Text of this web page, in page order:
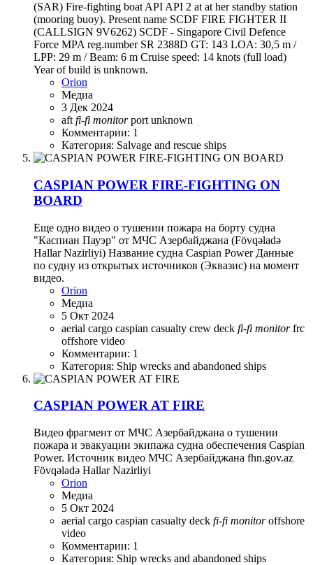
(SAR) Fire-fighting boat API API 2 at at her standby station
(mooring buoy). Present name SCDF FIRE FIGHTER II
(CALLSIGN 9V6262) SCDF - Singapore Civil Defence
Force MPA reg.number SR 2388D GT: 143 LOA: 30,5 m /
LPP: 29 m / Beam: 6 m Cruise speed: 14 knots (full load)
Year of build is unknown.
Orion
Медиа
3 Дек 2024
aft fi-fi monitor port unknown
Комментарии: 1
Категория: Salvage and rescue ships
CASPIAN POWER FIRE-FIGHTING ON
BOARD
Еще одно видео о тушении пожара на борту судна
"Каспиан Пауэр" от МЧС Азербайджана (Fövqəladə
Hallar Nazirliyi) Название судна Caspian Power Данные
по судну из открытых источников (Эквазис) на момент
видео.
Orion
Медиа
5 Окт 2024
aerial cargo caspian casualty crew deck fi-fi monitor frc
offshore video
Комментарии: 1
Категория: Ship wrecks and abandoned ships
CASPIAN POWER AT FIRE
Видео фрагмент от МЧС Азербайджана о тушении
пожара и эвакуации экипажа судна обеспечения Caspian
Power. Источник видео МЧС Азербайджана fhn.gov.az
Fövqəladə Hallar Nazirliyi
Orion
Медиа
5 Окт 2024
aerial cargo caspian casualty deck fi-fi monitor offshore
video
Комментарии: 1
Категория: Ship wrecks and abandoned ships